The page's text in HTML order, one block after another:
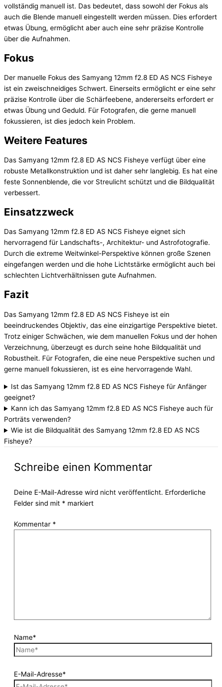
vollständig manuell ist. Das bedeutet, dass sowohl der Fokus als
auch die Blende manuell eingestellt werden müssen. Dies erfordert
etwas Übung, ermöglicht aber auch eine sehr präzise Kontrolle
über die Aufnahmen.
Fokus
Der manuelle Fokus des Samyang 12mm f2.8 ED AS NCS Fisheye
ist ein zweischneidiges Schwert. Einerseits ermöglicht er eine sehr
präzise Kontrolle über die Schärfeebene, andererseits erfordert er
etwas Übung und Geduld. Für Fotografen, die gerne manuell
fokussieren, ist dies jedoch kein Problem.
Weitere Features
Das Samyang 12mm f2.8 ED AS NCS Fisheye verfügt über eine
robuste Metallkonstruktion und ist daher sehr langlebig. Es hat eine
feste Sonnenblende, die vor Streulicht schützt und die Bildqualität
verbessert.
Einsatzzweck
Das Samyang 12mm f2.8 ED AS NCS Fisheye eignet sich
hervorragend für Landschafts-, Architektur- und Astrofotografie.
Durch die extreme Weitwinkel-Perspektive können große Szenen
eingefangen werden und die hohe Lichtstärke ermöglicht auch bei
schlechten Lichtverhältnissen gute Aufnahmen.
Fazit
Das Samyang 12mm f2.8 ED AS NCS Fisheye ist ein
beeindruckendes Objektiv, das eine einzigartige Perspektive bietet.
Trotz einiger Schwächen, wie dem manuellen Fokus und der hohen
Verzeichnung, überzeugt es durch seine hohe Bildqualität und
Robustheit. Für Fotografen, die eine neue Perspektive suchen und
gerne manuell fokussieren, ist es eine hervorragende Wahl.
Ist das Samyang 12mm f2.8 ED AS NCS Fisheye für Anfänger
geeignet?
Kann ich das Samyang 12mm f2.8 ED AS NCS Fisheye auch für
Porträts verwenden?
Wie ist die Bildqualität des Samyang 12mm f2.8 ED AS NCS
Fisheye?
Schreibe einen Kommentar
Deine E-Mail-Adresse wird nicht veröffentlicht. Erforderliche
Felder sind mit * markiert
Kommentar *
Name*
E-Mail-Adresse*